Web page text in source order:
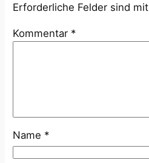
Erforderliche Felder sind mit
Kommentar *
Name *